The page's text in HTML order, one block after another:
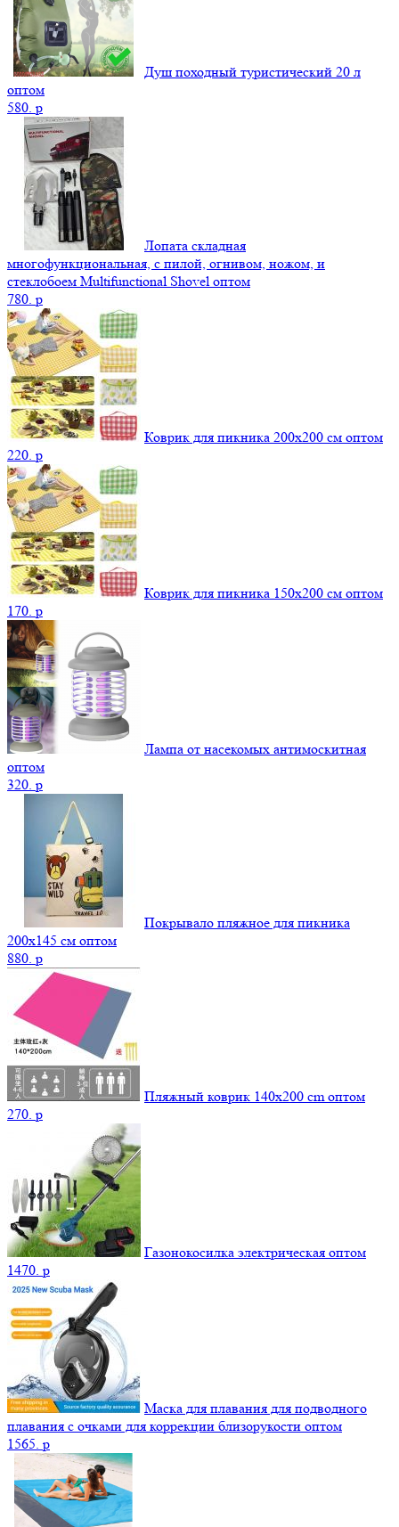
Душ походный туристический 20 л
оптом
580. p
Лопата складная
многофункциональная, с пилой, огнивом, ножом, и
стеклобоем Multifunctional Shovel оптом
780. p
Коврик для пикника 200х200 см оптом
220. p
Коврик для пикника 150х200 см оптом
170. p
Лампа от насекомых антимоскитная
оптом
320. p
Покрывало пляжное для пикника
200х145 см оптом
880. p
Пляжный коврик 140х200 cm оптом
270. p
Газонокосилка электрическая оптом
1470. p
Маска для плавания для подводного
плавания с очками для коррекции близорукости оптом
1565. p